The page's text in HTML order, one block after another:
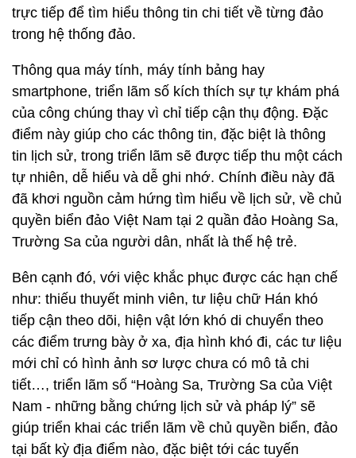
trực tiếp để tìm hiểu thông tin chi tiết về từng đảo
trong hệ thống đảo.
Thông qua máy tính, máy tính bảng hay
smartphone, triển lãm số kích thích sự tự khám phá
của công chúng thay vì chỉ tiếp cận thụ động. Đặc
điểm này giúp cho các thông tin, đặc biệt là thông
tin lịch sử, trong triển lãm sẽ được tiếp thu một cách
tự nhiên, dễ hiểu và dễ ghi nhớ. Chính điều này đã
đã khơi nguồn cảm hứng tìm hiểu về lịch sử, về chủ
quyền biển đảo Việt Nam tại 2 quần đảo Hoàng Sa,
Trường Sa của người dân, nhất là thế hệ trẻ.
Bên cạnh đó, với việc khắc phục được các hạn chế
như: thiếu thuyết minh viên, tư liệu chữ Hán khó
tiếp cận theo dõi, hiện vật lớn khó di chuyển theo
các điểm trưng bày ở xa, địa hình khó đi, các tư liệu
mới chỉ có hình ảnh sơ lược chưa có mô tả chi
tiết…, triển lãm số “Hoàng Sa, Trường Sa của Việt
Nam - những bằng chứng lịch sử và pháp lý” sẽ
giúp triển khai các triển lãm về chủ quyền biển, đảo
tại bất kỳ địa điểm nào, đặc biệt tới các tuyến